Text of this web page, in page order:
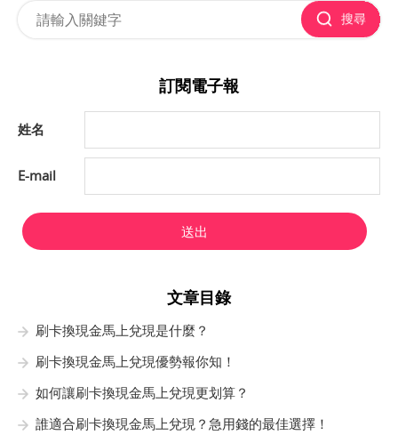
搜尋
訂閱電子報
姓名
E-mail
送出
文章目錄
刷卡換現金馬上兌現是什麼？
刷卡換現金馬上兌現優勢報你知！
如何讓刷卡換現金馬上兌現更划算？
誰適合刷卡換現金馬上兌現？急用錢的最佳選擇！